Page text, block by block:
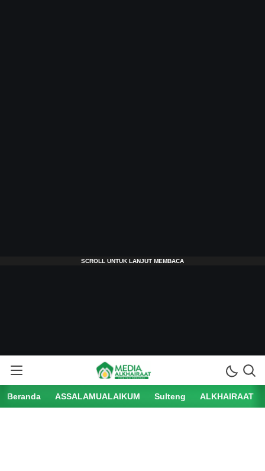
Beranda ASSALAMUALAIKUM Sulteng ALKHAIRAAT